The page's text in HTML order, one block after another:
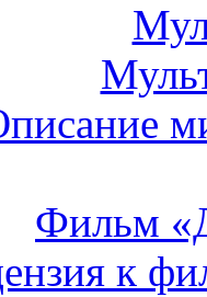
Фильм
к